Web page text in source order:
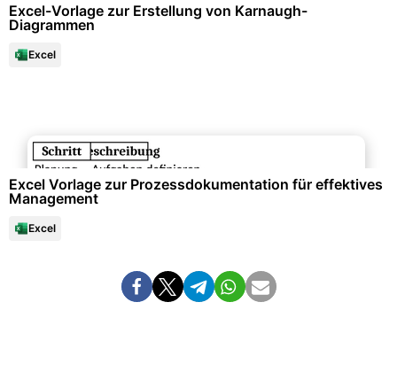
Excel-Vorlage zur Erstellung von Karnaugh-
Diagrammen
Excel
Excel Vorlage zur Prozessdokumentation für effektives
Management
Excel